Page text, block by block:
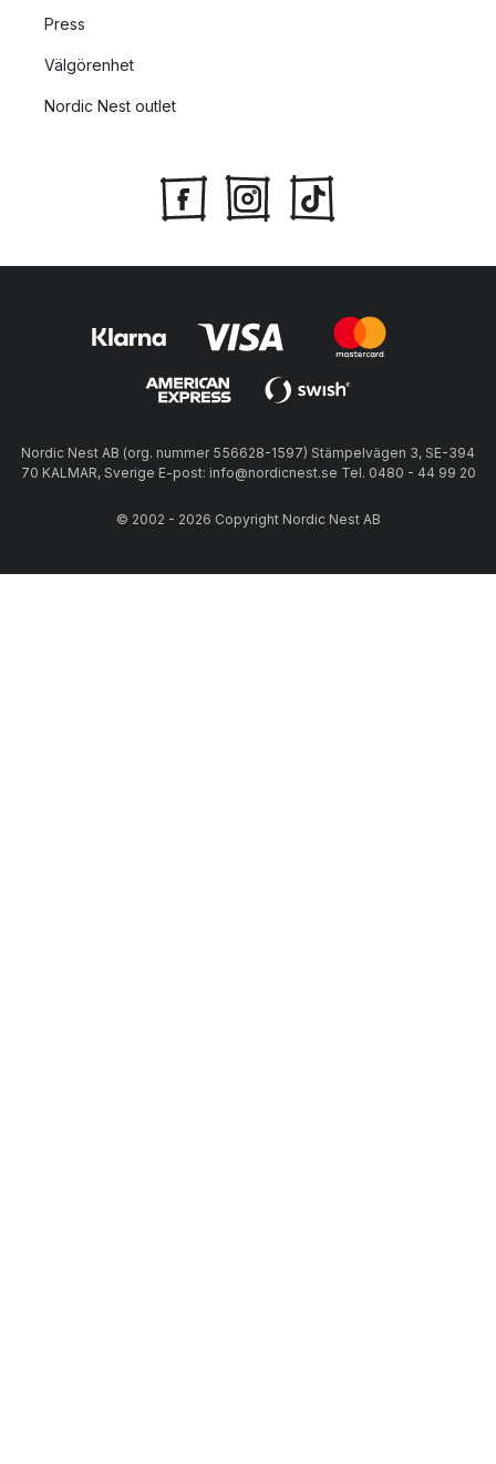
Press
Välgörenhet
Nordic Nest outlet
Nordic Nest AB (org. nummer 556628-1597) Stämpelvägen 3, SE-394
70 KALMAR, Sverige E-post: info@nordicnest.se Tel. 0480 - 44 99 20
© 2002 - 2026 Copyright Nordic Nest AB